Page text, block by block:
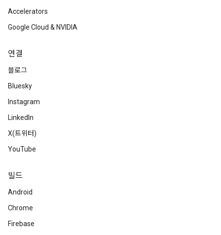
Accelerators
Google Cloud & NVIDIA
연결
블로그
Bluesky
Instagram
LinkedIn
X(트위터)
YouTube
빌드
Android
Chrome
Firebase